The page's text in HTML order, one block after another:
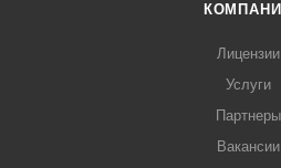
Лицензии
Услуги
Партнеры
Вакансии